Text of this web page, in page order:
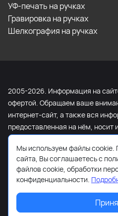
УФ-печать на ручках
Гравировка на ручках
Шелкография на ручках
2005-2026. Информация на
офертой. Обращаем ваше
интернет-сайт, а также вся
предоставленная на нём, носит
информационный характер и ни
является публичной офертой,
Статьи 437 Гражданского
Для получения подробной
стоимости указанных товаров и
обращайтесь к менеджеру
формы связи или по телефону
Мы используем файлы cookie.
сайта, Вы соглашаетесь с
файлов cookie, обработки
конфиденциальности.